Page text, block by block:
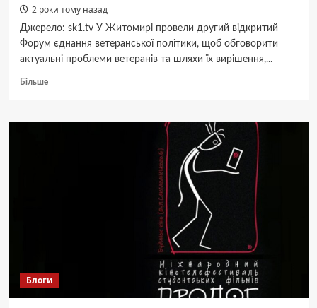
2 роки тому назад
Джерело: sk1.tv У Житомирі провели другий відкритий
Форум єднання ветеранської політики, щоб обговорити
актуальні проблеми ветеранів та шляхи їх вирішення,...
БільшеДокладніше
Житомирі
Блоги